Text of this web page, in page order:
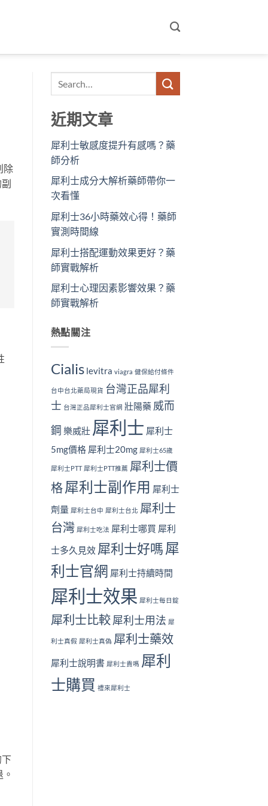
除
近期文章
犀利士敏感度提升有感嗎？藥
師分析
犀利士成分大解析藥師帶你一
次看懂
犀利士36小時藥效心得！藥師
實測時間線
犀利士搭配運動效果更好？藥
師實戰解析
犀利士心理因素影響效果？藥
師實戰解析
熱點關注
Cialis levitra viagra 健保給付條件
台中台北藥局現貨 台灣正品犀利
士 台灣正品犀利士官網 壯陽藥 威而
鋼 樂威壯 犀利士 犀利士
5mg價格 犀利士20mg 犀利士65歲
犀利士PTT 犀利士PTT推薦 犀利士價
格 犀利士副作用 犀利士
劑量 犀利士台中 犀利士台北 犀利士
台灣 犀利士吃法 犀利士哪買 犀利
士多久見效 犀利士好嗎 犀
利士官網 犀利士持續時間
犀利士效果 犀利士每日錠
犀利士比較 犀利士用法 犀
利士真假 犀利士真偽 犀利士藥效
犀利士說明書 犀利士貴嗎 犀利
士購買 禮來犀利士